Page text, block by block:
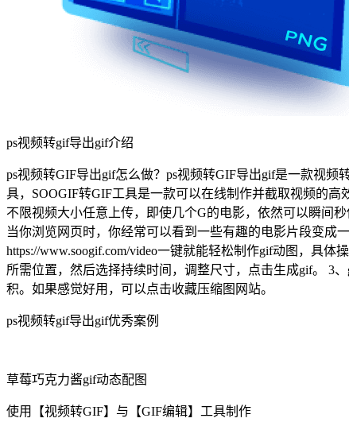
ps视频转gif导出gif介绍
ps视频转GIF导出gif怎么做？ps视频转GIF导出gif是一款视
具，SOOGIF转GIF工具是一款可以在线制作并截取视频的
不限视频大小任意上传，即使几个G的电影，依然可以瞬间
当你浏览网页时，你经常可以看到一些有趣的电影片段变成
https://www.soogif.com/video一键就能轻松制作gif动图，具
所需位置，然后选择持续时间，调整尺寸，点击生成gif。 3
积。如果感觉好用，可以点击收藏压缩图网站。
ps视频转gif导出gif优秀案例